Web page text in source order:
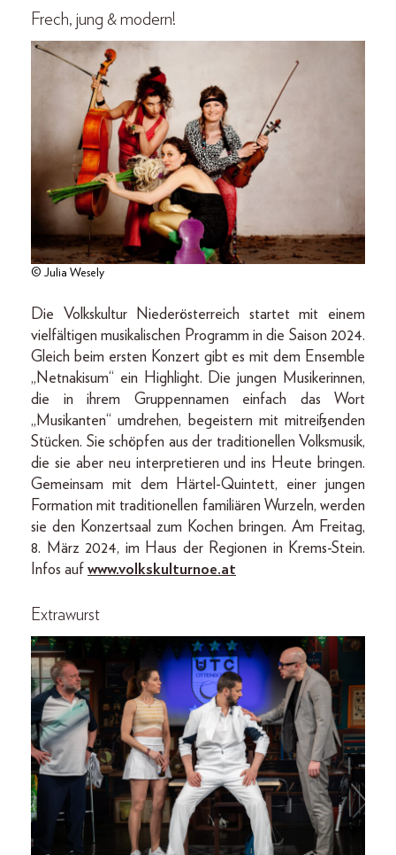
Frech, jung & modern!
© Julia Wesely
Die Volkskultur Niederösterreich startet mit einem
vielfältigen musikalischen Programm in die Saison 2024.
Gleich beim ersten Konzert gibt es mit dem Ensemble
„Netnakisum“ ein Highlight. Die jungen Musikerinnen,
die in ihrem Gruppennamen einfach das Wort
„Musikanten“ umdrehen, begeistern mit mitreißenden
Stücken. Sie schöpfen aus der traditionellen Volksmusik,
die sie aber neu interpretieren und ins Heute bringen.
Gemeinsam mit dem Härtel-Quintett, einer jungen
Formation mit traditionellen familiären Wurzeln, werden
sie den Konzertsaal zum Kochen bringen. Am Freitag,
8. März 2024, im Haus der Regionen in Krems-Stein.
Infos auf www.volkskulturnoe.at
Extrawurst